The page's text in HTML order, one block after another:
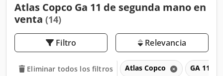
Atlas Copco Ga 11 de segunda mano en
venta (14)
Filtro Relevancia
Eliminar todos los filtros Atlas Copco GA 11